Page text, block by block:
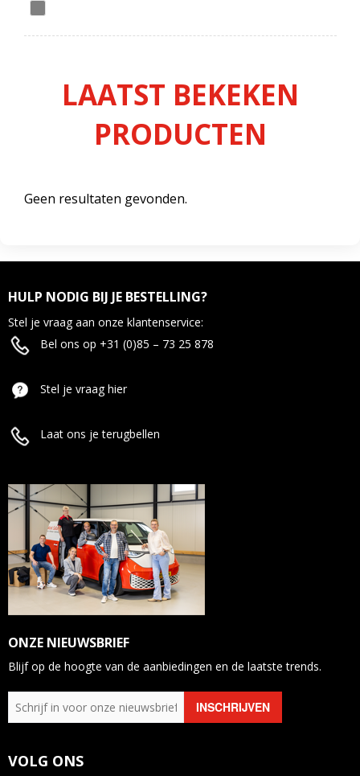
LAATST BEKEKEN
PRODUCTEN
Geen resultaten gevonden.
HULP NODIG BIJ JE BESTELLING?
Stel je vraag aan onze klantenservice:
Bel ons op +31 (0)85 – 73 25 878
Stel je vraag hier
Laat ons je terugbellen
ONZE NIEUWSBRIEF
Blijf op de hoogte van de aanbiedingen en de laatste trends.
VOLG ONS